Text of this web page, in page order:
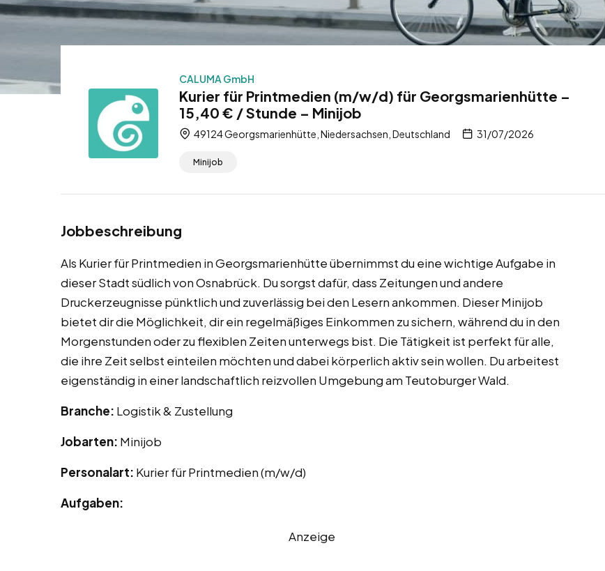
CALUMA GmbH
Kurier für Printmedien (m/w/d) für Georgsmarienhütte –
15,40 € / Stunde – Minijob
49124 Georgsmarienhütte, Niedersachsen, Deutschland 31/07/2026
Minijob
Jobbeschreibung
Als Kurier für Printmedien in Georgsmarienhütte übernimmst du eine wichtige Aufgabe in
dieser Stadt südlich von Osnabrück. Du sorgst dafür, dass Zeitungen und andere
Druckerzeugnisse pünktlich und zuverlässig bei den Lesern ankommen. Dieser Minijob
bietet dir die Möglichkeit, dir ein regelmäßiges Einkommen zu sichern, während du in den
Morgenstunden oder zu flexiblen Zeiten unterwegs bist. Die Tätigkeit ist perfekt für alle,
die ihre Zeit selbst einteilen möchten und dabei körperlich aktiv sein wollen. Du arbeitest
eigenständig in einer landschaftlich reizvollen Umgebung am Teutoburger Wald.
Branche: Logistik & Zustellung
Jobarten: Minijob
Personalart: Kurier für Printmedien (m/w/d)
Aufgaben:
Anzeige